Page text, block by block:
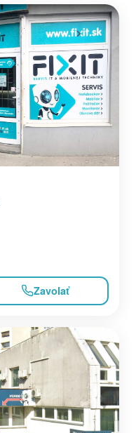
Zavolať